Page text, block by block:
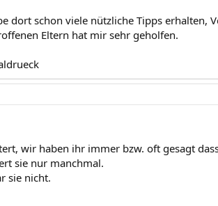
dort schon viele nützliche Tipps erhalten,
Eltern hat mir sehr geholfen.
wir haben ihr immer bzw. oft gesagt
sie nur manchmal.
sie nicht.